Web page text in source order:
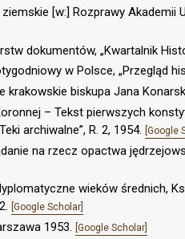
[w:] Rozprawy Akademii
dokumentów, „Kwartalnik
w Polsce, „Przegląd
krakowskie biskupa Jana
– Tekst pierwszych
archiwalne”, R. 2, 1954. [Google
na rzecz opactwa
wieków średnich,
[Google Scholar]
1953. [Google Scholar]